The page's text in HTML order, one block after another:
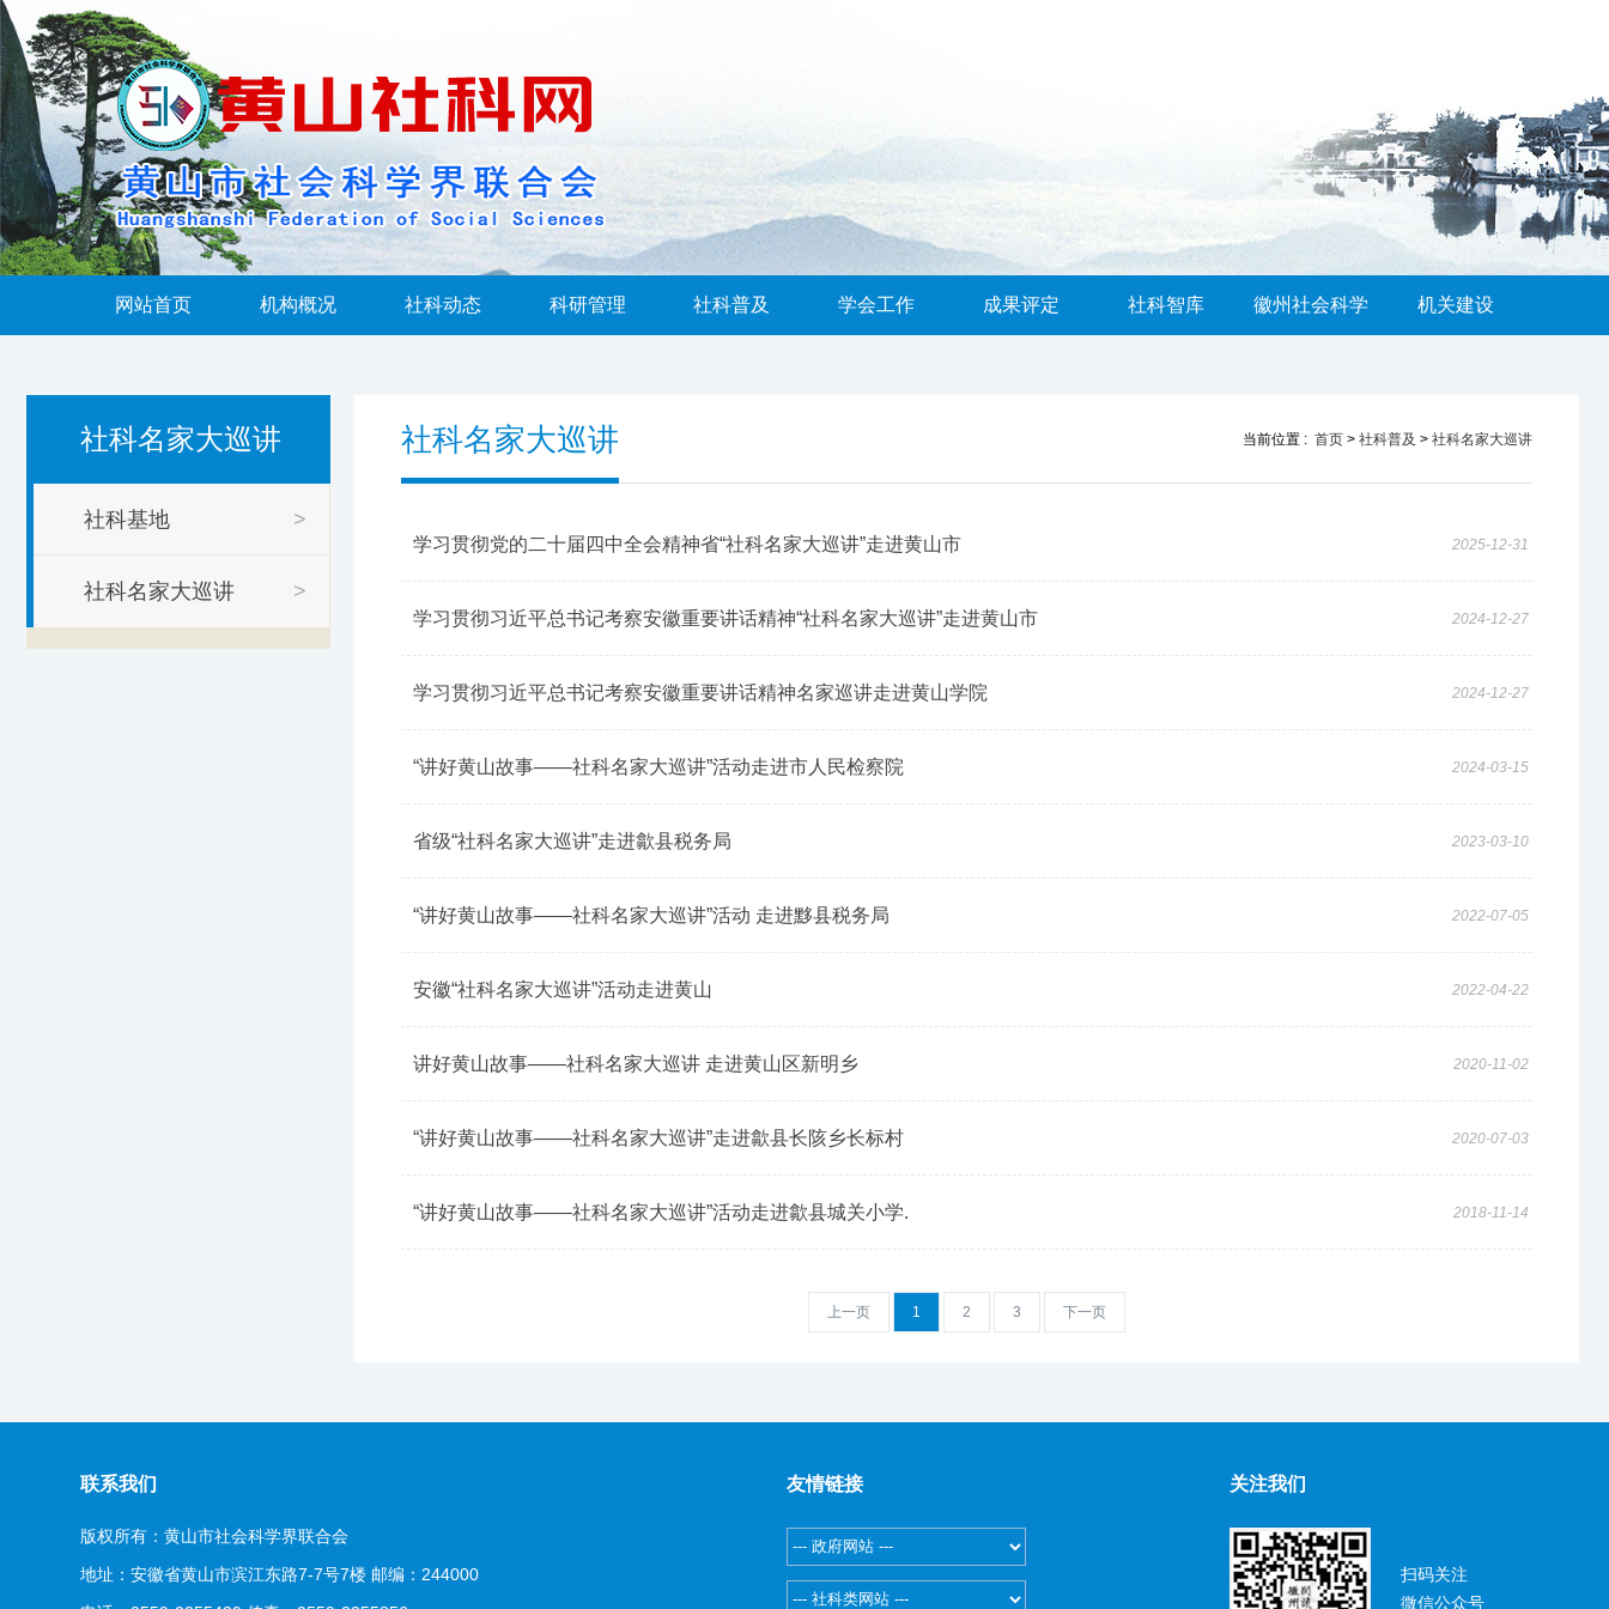
网站首页 机构概况 社科动态 科研管理 社科普及 学会工作 成果评定 社科智库 徽州社会科学 机关建设
社科名家大巡讲
社科基地 >
社科名家大巡讲 >
社科名家大巡讲 当前位置 : 首页 >社科普及 >社科名家大巡讲
学习贯彻党的二十届四中全会精神省“社科名家大巡讲”走进黄山市 2025-12-31
学习贯彻习近平总书记考察安徽重要讲话精神“社科名家大巡讲”走进黄山市 2024-12-27
学习贯彻习近平总书记考察安徽重要讲话精神名家巡讲走进黄山学院 2024-12-27
“讲好黄山故事——社科名家大巡讲”活动走进市人民检察院 2024-03-15
省级“社科名家大巡讲”走进歙县税务局 2023-03-10
“讲好黄山故事——社科名家大巡讲”活动 走进黟县税务局 2022-07-05
安徽“社科名家大巡讲”活动走进黄山 2022-04-22
讲好黄山故事——社科名家大巡讲 走进黄山区新明乡 2020-11-02
“讲好黄山故事——社科名家大巡讲”走进歙县长陔乡长标村 2020-07-03
“讲好黄山故事——社科名家大巡讲”活动走进歙县城关小学. 2018-11-14
上一页 1 2 3 下一页
联系我们
版权所有：黄山市社会科学界联合会
地址：安徽省黄山市滨江东路7-7号7楼 邮编：244000
友情链接 关注我们
扫码关注
微信公众号